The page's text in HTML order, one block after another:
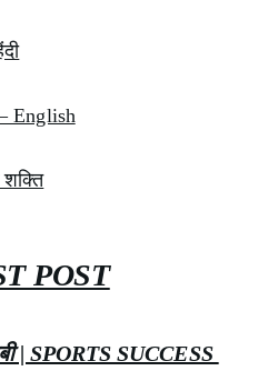
English
POST
| SPORTS SUCCESS